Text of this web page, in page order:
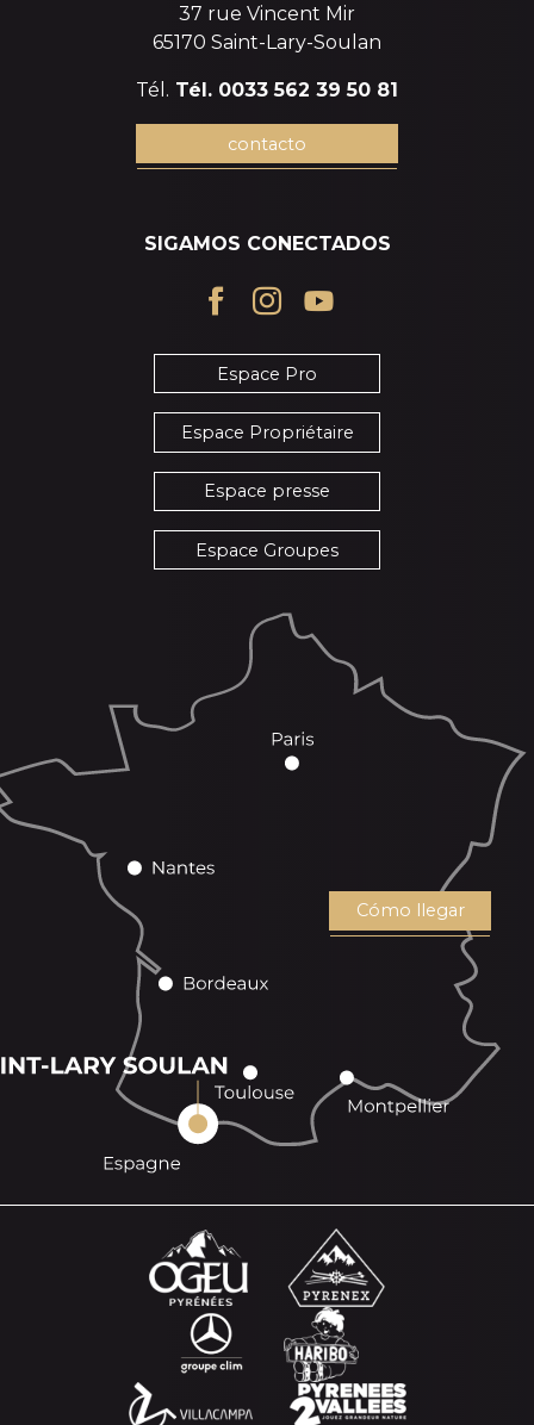
37 rue Vincent Mir
65170 Saint-Lary-Soulan
Tél. Tél. 0033 562 39 50 81
contacto
SIGAMOS CONECTADOS
Espace Pro
Espace Propriétaire
Espace presse
Espace Groupes
Cómo llegar